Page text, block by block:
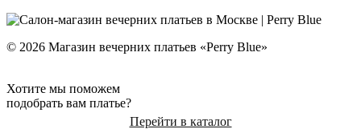
© 2026 Магазин вечерних платьев «Perry Blue»
Хотите мы поможем
подобрать вам платье?
Перейти в каталог